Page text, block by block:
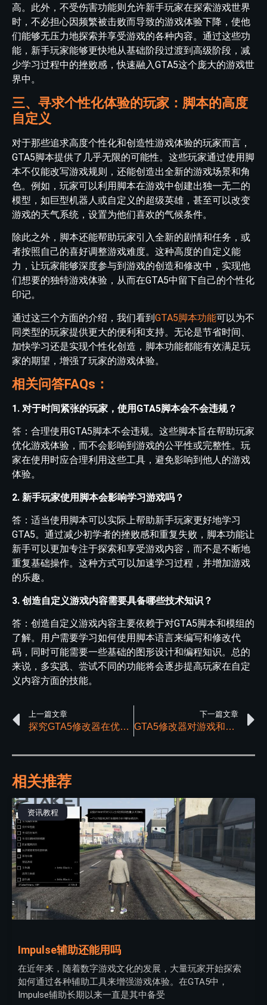
高。此外，不受伤害功能则允许新手玩家在探索游戏世界
时，不必担心因频繁被击败而导致的游戏体验下降，使他
们能够无压力地探索并享受游戏的各种内容。通过这些功
能，新手玩家能够更快地从基础阶段过渡到高级阶段，减
少学习过程中的挫败感，快速融入GTA5这个庞大的游戏世
界中。
三、寻求个性化体验的玩家：脚本的高度
自定义
对于那些追求高度个性化和创造性游戏体验的玩家而言，
GTA5脚本提供了几乎无限的可能性。这些玩家通过使用脚
本不仅能改写游戏规则，还能创造出全新的游戏场景和角
色。例如，玩家可以利用脚本在游戏中创建出独一无二的
模型，如巨型机器人或自定义的超级英雄，甚至可以改变
游戏的天气系统，设置为他们喜欢的气候条件。
除此之外，脚本还能帮助玩家引入全新的剧情和任务，或
者按照自己的喜好调整游戏难度。这种高度的自定义能
力，让玩家能够深度参与到游戏的创造和修改中，实现他
们想要的独特游戏体验，从而在GTA5中留下自己的个性化
印记。
通过这三个方面的介绍，我们看到GTA5脚本功能可以为不
同类型的玩家提供更大的便利和支持。无论是节省时间、
加快学习还是实现个性化创造，脚本功能都能有效满足玩
家的期望，增强了玩家的游戏体验。
相关问答FAQs：
1. 对于时间紧张的玩家，使用GTA5脚本会不会违规？
答：合理使用GTA5脚本不会违规。这些脚本旨在帮助玩家
优化游戏体验，而不会影响到游戏的公平性或完整性。玩
家在使用时应合理利用这些工具，避免影响到他人的游戏
体验。
2. 新手玩家使用脚本会影响学习游戏吗？
答：适当使用脚本可以实际上帮助新手玩家更好地学习
GTA5。通过减少初学者的挫败感和重复失败，脚本功能让
新手可以更加专注于探索和享受游戏内容，而不是不断地
重复基础操作。这种方式可以加速学习过程，并增加游戏
的乐趣。
3. 创造自定义游戏内容需要具备哪些技术知识？
答：创造自定义游戏内容主要依赖于对GTA5脚本和模组的
了解。用户需要学习如何使用脚本语言来编写和修改代
码，同时可能需要一些基础的图形设计和编程知识。总的
来说，多实践、尝试不同的功能将会逐步提高玩家在自定
义内容方面的技能。
上一篇文章
探究GTA5修改器在优化游戏体验中的应用
下一篇文章
GTA5修改器对游戏和玩家创造了哪些价值？
相关推荐
资讯教程
Impulse辅助还能用吗
在近年来，随着数字游戏文化的发展，大量玩家开始探索
如何通过各种辅助工具来增强游戏体验。在GTA5中，
Impulse辅助长期以来一直是其中备受